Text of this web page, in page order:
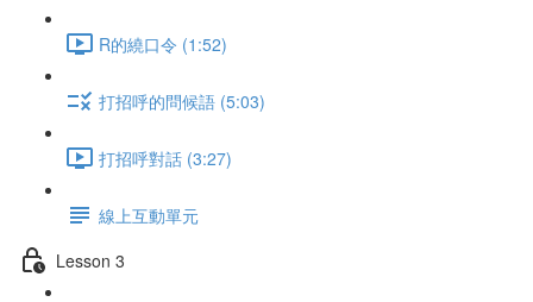
R的繞口令 (1:52)
打招呼的問候語 (5:03)
打招呼對話 (3:27)
線上互動單元
Lesson 3